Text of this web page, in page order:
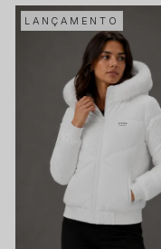
LANÇAMENTO